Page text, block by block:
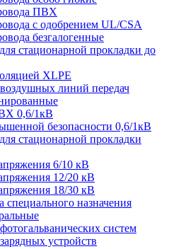
ПВХ
с одобрением UL/CSA
безгалогенные
стационарной прокладки до
XLPE
линий передач
0,6/1кВ
безопасности 0,6/1кВ
стационарной прокладки
6/10 кВ
12/20 кВ
18/30 кВ
специального назначения
систем
устройств